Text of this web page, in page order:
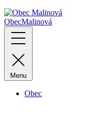
ObecMalinová
Menu
Obec